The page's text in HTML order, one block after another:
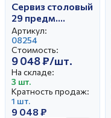
Сервиз столовый
29 предм.
Аппетитный
Перламутровый
без супницы
Артикул:
08254
Стоимость:
9 048 ₽/шт.
На складе:
3 шт.
Кратность продаж:
1 шт.
9 048 ₽